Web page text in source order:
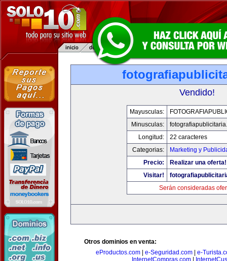
Vendido!
Mayusculas:
Minusculas:
Longitud:
22 caracteres
Categorias:
Marketing y
Precio:
Realizar una oferta!
Visitar!
Serán consideradas
Otros dominios en venta:
eProductos.com
e-Seguridad.com
e-
InternetCompras.com